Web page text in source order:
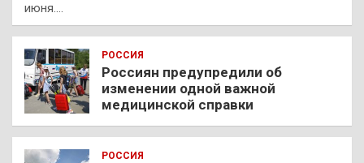
июня.…
РОССИЯ
Россиян предупредили об
изменении одной важной
медицинской справки
РОССИЯ